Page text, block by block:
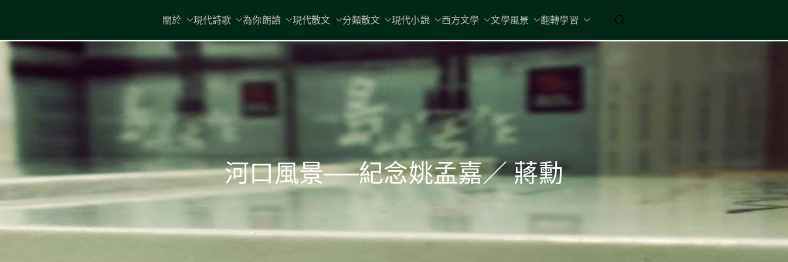
content
現代文學
地球小如鴿卵，/ 我輕輕地將它拾起 / 納入胸懷
關於 現代詩歌 為你朗讀 現代散文 分類散文 現代小說 西方文學 文學風景 翻轉學習
河口風景──紀念姚孟嘉／ 蔣勳